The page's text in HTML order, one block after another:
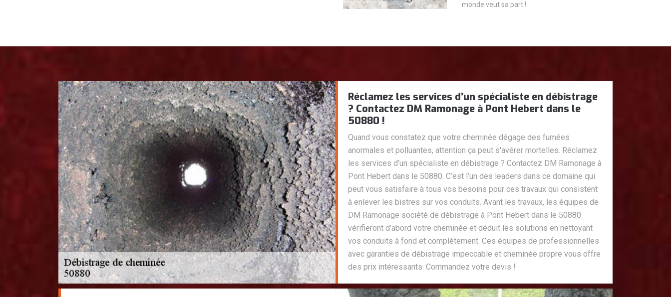
monde veut sa part !
Réclamez les services d’un spécialiste en débistrage
? Contactez DM Ramonage à Pont Hebert dans le
50880 !
Quand vous constatez que votre cheminée dégage des fumées
anormales et polluantes, attention ça peut s'avérer mortelles. Réclamez
les services d’un spécialiste en débistrage ? Contactez DM Ramonage à
Pont Hebert dans le 50880. C’est l’un des leaders dans ce domaine qui
peut vous satisfaire à tous vos besoins pour ces travaux qui consistent
à enlever les bistres sur vos conduits. Avant les travaux, les équipes de
DM Ramonage société de débistrage à Pont Hebert dans le 50880
vérifieront d’abord votre cheminée et déduit les solutions en nettoyant
vos conduits à fond et complètement. Ces équipes de professionnelles
avec garanties de débistrage impeccable et cheminée propre vous offre
des prix intéressants. Commandez votre devis !